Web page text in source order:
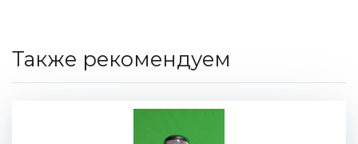
Также рекомендуем